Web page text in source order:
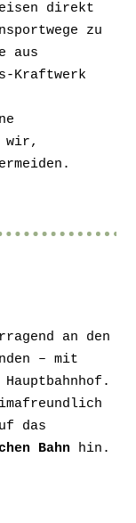
direkt
zu
aus
Kraftwerk
wir,
an den
– mit
das
Bahnhin.